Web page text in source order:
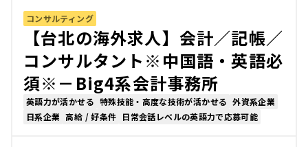
コンサルティング
【台北の海外求人】会計／記帳／
コンサルタント※中国語・英語必
須※－Big4系会計事務所
英語力が活かせる 特殊技能・高度な技術が活かせる 外資系企業
日系企業 高給 / 好条件 日常会話レベルの英語力で応募可能